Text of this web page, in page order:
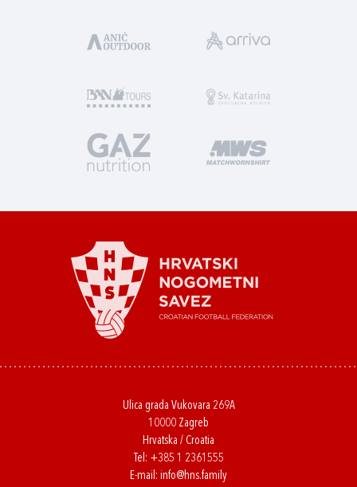
Ulica grada Vukovara 269A
10000 Zagreb
Hrvatska / Croatia
Tel: +385 1 2361555
E-mail: info@hns.family